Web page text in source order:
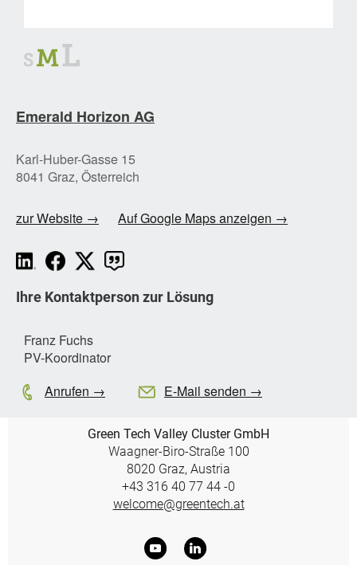
Emerald Horizon AG
Karl-Huber-Gasse 15
8041 Graz, Österreich
zur Website → Auf Google Maps anzeigen →
Ihre Kontaktperson zur Lösung
Franz Fuchs
PV-Koordinator
Anrufen →
E-Mail senden →
Green Tech Valley Cluster GmbH
Waagner-Biro-Straße 100
8020 Graz, Austria
+43 316 40 77 44 -0
welcome@greentech.at